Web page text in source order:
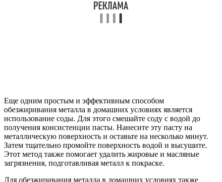
Еще одним простым и эффективным способом
обезжиривания металла в домашних условиях является
использование соды. Для этого смешайте соду с водой до
получения консистенции пасты. Нанесите эту пасту на
металлическую поверхность и оставьте на несколько минут.
Затем тщательно промойте поверхность водой и высушите.
Этот метод также помогает удалить жировые и масляные
загрязнения, подготавливая металл к покраске.
Для обезжиривания металла в домашних условиях также